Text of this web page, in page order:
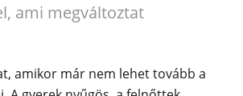
ami megváltoztat
amikor már nem lehet tovább a